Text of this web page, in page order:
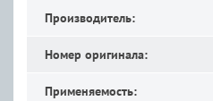
Производитель:
Номер оригинала:
Применяемость: